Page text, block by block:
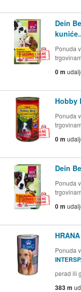
Dein
Ponuda
0 m
Hobby
Ponuda
0 m
Dein
Ponuda
0 m
Ponuda
perad ili
383 m